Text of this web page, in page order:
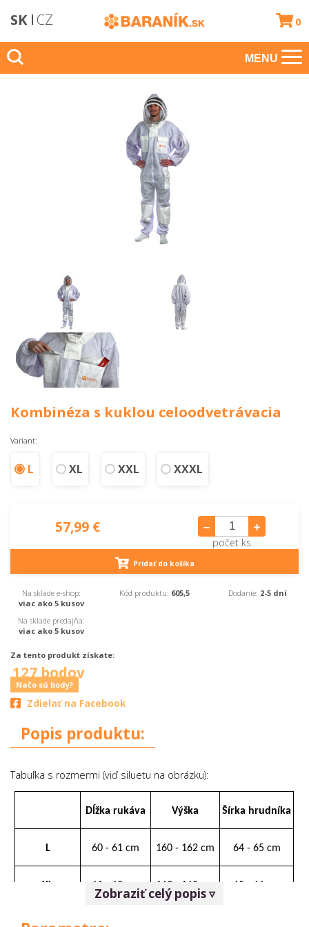
SK CZ 0
MENU
Kombinéza s kuklou celoodvetrávacia
Variant:
L XL XXL XXXL
57,99 €
počet ks
Pridať do košíka
Na sklade e-shop:
viac ako 5 kusov
Na sklade predajňa:
viac ako 5 kusov
Kód produktu: 605,5 Dodanie: 2-5 dní
Za tento produkt získate:
127 bodov
Načo sú body?
Zdielať na Facebook
Popis produktu:
Tabuľka s rozmermi (viď siluetu na obrázku):
Dĺžka rukáva Výška Šírka hrudníka
L 60 - 61 cm 160 - 162 cm 64 - 65 cm
XL 61 - 62 cm 163 - 165 cm 65 - 66 cm
Zobraziť celý popis ▿